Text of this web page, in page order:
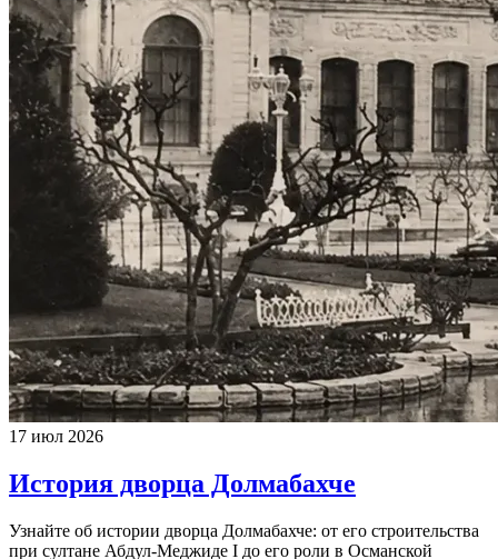
17 июл 2026
История дворца Долмабахче
Узнайте об истории дворца Долмабахче: от его строительства
при султане Абдул-Меджиде I до его роли в Османской